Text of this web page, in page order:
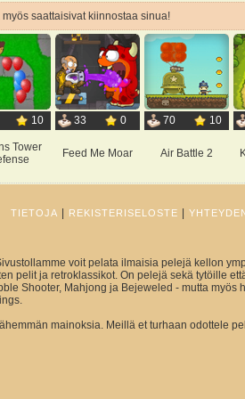
saattaisivat kiinnostaa sinua!
10
Tower
33 0
Feed Me Moar
70 10
Air Battle 2
TIETOJA REKISTERISELOSTE
voit pelata ilmaisia pelejä kellon
pelit ja retroklassikot. On pelejä sekä tytöille
Shooter, Mahjong ja Bejeweled - mutta myös
mainoksia. Meillä et turhaan odottele